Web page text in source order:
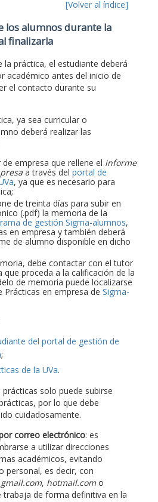
[Volver al índice]
los alumnos durante la
finalizarla
la práctica, el estudiante deberá
académico antes del inicio de
el contacto durante su
ya sea curricular o
deberá realizar las
empresa que rellene el informe
a través del portal de
, ya que es necesario para
de treinta días para subir en
(.pdf) la memoria de la
de gestión Sigma-alumnos,
en empresa y también deberá
de alumno disponible en dicho
debe contactar con el tutor
que proceda a la calificación de la
de memoria puede localizarse
Prácticas en empresa de Sigma-
del portal de gestión de
;
de la UVa.
solo puede subirse
por lo que debe
cuidadosamente.
correo electrónico: es
a utilizar direcciones
académicos, evitando
personal, es decir, con
gmail.com, hotmail.como
trabaja de forma definitiva en la